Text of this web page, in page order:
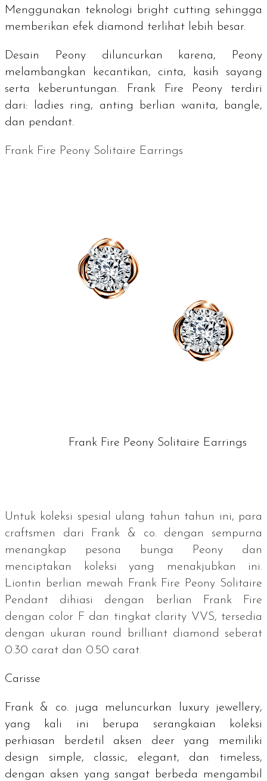
Menggunakan teknologi
bright cutting sehingga
memberikan efek diamond terlihat lebih besar.
Desain Peony diluncurkan karena, Peony
melambangkan kecantikan, cinta, kasih sayang
serta keberuntungan. Frank Fire Peony terdiri
dari:
ladies ring, anting berlian wanita, bangle,
dan pendant.
Frank Fire Peony Solitaire Earrings
Frank Fire Peony Solitaire Earrings
Untuk koleksi spesial ulang tahun tahun ini, para
craftsmen dari Frank & co. dengan sempurna
menangkap pesona bunga Peony dan
menciptakan koleksi yang menakjubkan ini.
Liontin berlian mewah Frank Fire Peony Solitaire
Pendant dihiasi dengan berlian Frank Fire
dengan color F dan tingkat clarity VVS, tersedia
dengan ukuran round brilliant diamond seberat
0.30 carat dan 0.50 carat.
Carisse
Frank & co. juga meluncurkan luxury jewellery,
yang kali ini berupa serangkaian koleksi
perhiasan berdetil aksen deeryang memiliki
design simple, classic, elegant, dan timeless,
dengan aksen yang sangat berbeda mengambil